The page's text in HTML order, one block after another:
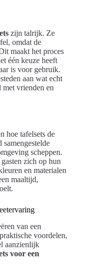
zijn talrijk. Ze
omdat de
maakt het proces
één keuze heeft
is voor gebruik.
aan wat echt
vrienden en
hoe tafelsets de
samengestelde
scheppen.
zich op hun
en materialen
maaltijd,
van een
voordelen,
aanzienlijk
voor een